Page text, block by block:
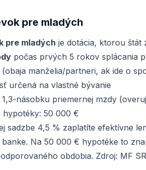
pre mladých
pre mladých je dotácia, ktorou štát
počas prvých 5 rokov splácania
manželia/partneri, ak ide o
určená na vlastné bývanie
násobku priemernej mzdy
hypotéky: 50 000 €
sadzbe 4,5 % zaplatíte efektívne
Na 50 000 € hypotéke to
obdobia. Zdroj: MF